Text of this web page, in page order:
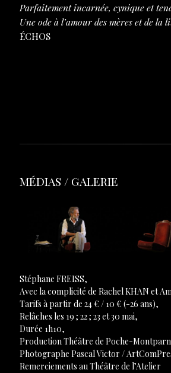
Parfaitement incarnée, cynique et
Une ode à l’amour des mères et de la
ÉCHOS
MÉDIAS / GALERIE
Stéphane FREISS,
Avec la complicité de Rachel KHAN et
Tarifs à partir de 24 € / 10 € (-26 ans),
Relâches les 19 ; 22 ; 23 et 30 mai,
Durée 1h10,
Production Théâtre de Poche-
Photographe Pascal Victor /
Remerciements au Théâtre de l’Atelier